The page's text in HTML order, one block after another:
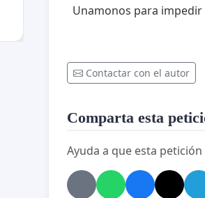
Unamonos para
Contactar con el autor
Comparta esta
Ayuda a que esta